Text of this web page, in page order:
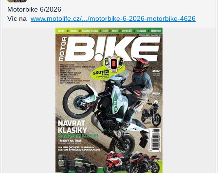
Motorbike 6/2026
Víc na www.motolife.cz/.../motorbike-6-2026-motorbike-4626